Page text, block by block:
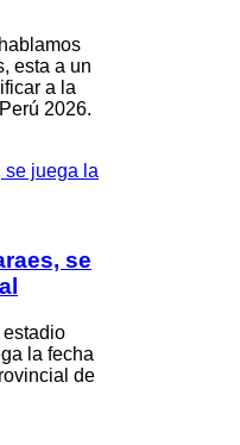
esta a un
a la
2026.
se
estadio
la fecha
de